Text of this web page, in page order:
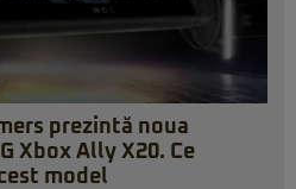
prezintă noua
Xbox Ally X20. Ce
model